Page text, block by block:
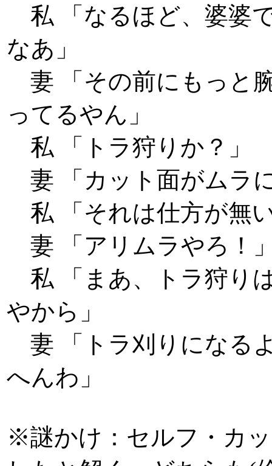
私 「なるほど、婆婆
なあ」
妻 「その前にもっと
ってるやん」
私 「トラ狩りか？」
妻 「カット面がムラ
私 「それは仕方が無
妻 「アリムラやろ！
私 「まあ、トラ狩り
やから」
妻 「トラ刈りになる
へんわ」
※謎かけ：セルフ・カ